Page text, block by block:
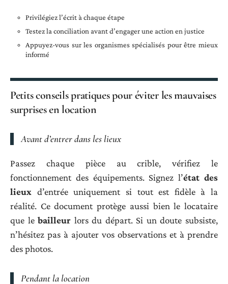
Privilégiez l’écrit à chaque étape
Testez la conciliation avant d’engager une action en justice
Appuyez-vous sur les organismes spécialisés pour être mieux
informé
Petits conseils pratiques pour éviter les mauvaises
surprises en location
Avant d’entrer dans les lieux
Passez chaque pièce au crible, vérifiez le
fonctionnement des équipements. Signez l’état des
lieux d’entrée uniquement si tout est fidèle à la
réalité. Ce document protège aussi bien le locataire
que lebailleur lors du départ. Si un doute subsiste,
n’hésitez pas à ajouter vos observations et à prendre
des photos.
Pendant la location